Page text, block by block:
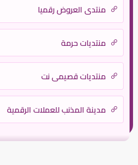
منتدى العروض رقميا
منتديات حرمة
منتديات قصيمي نت
مدينة المذنب للعملات الرقمية